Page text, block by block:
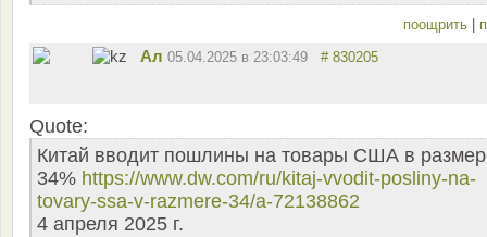
поощрить
Ал 05.04.2025 в 23:03:49 # 830205
Quote:
Китай вводит пошлины на товары США в
34% https://www.dw.com/ru/kitaj-vvodit-posliny-na-
tovary-ssa-v-razmere-34/a-72138862
4 апреля 2025 г.